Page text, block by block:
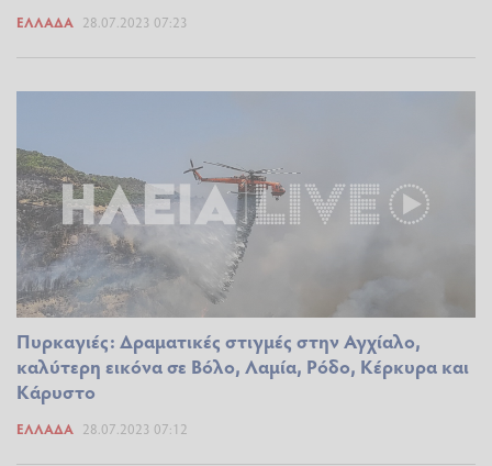
ΕΛΛΆΔΑ 28.07.2023 07:23
Πυρκαγιές: Δραματικές στιγμές στην Αγχίαλο,
καλύτερη εικόνα σε Βόλο, Λαμία, Ρόδο, Κέρκυρα και
Κάρυστο
ΕΛΛΆΔΑ 28.07.2023 07:12